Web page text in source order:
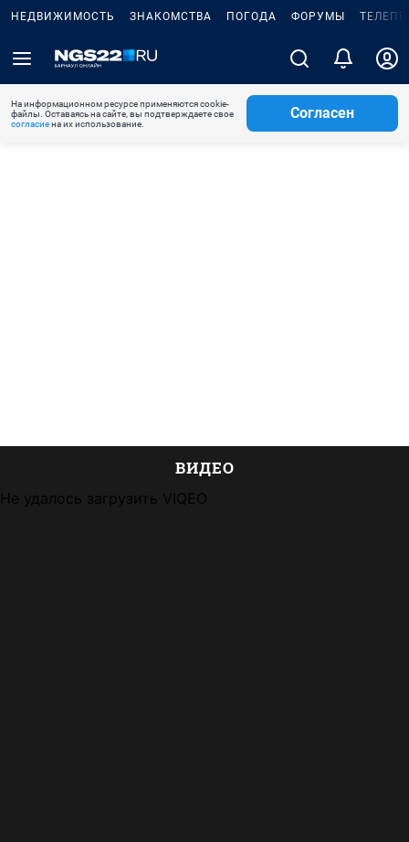
НЕДВИЖИМОСТЬ ЗНАКОМСТВА ПОГОДА ФОРУМЫ
На информационном ресурсе применяются cookie-
файлы. Оставаясь на сайте, вы подтверждаете свое
согласиена их использование.
Согласен
ВИДЕО
Не удалось загрузить VIQEO